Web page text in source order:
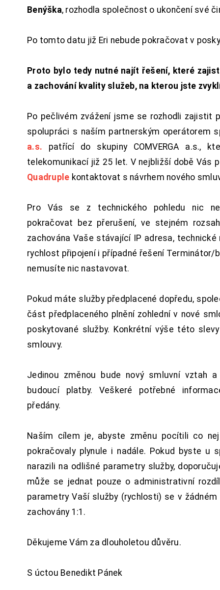
Benýška, rozhodla společnost o ukončení své
Po tomto datu již Eri nebude pokračovat v
Proto bylo tedy nutné najít řešení, které
a zachování kvality služeb, na kterou jste
Po pečlivém zvážení jsme se rozhodli zajistit
spolupráci s naším partnerským operátorem
a.s. patřící do skupiny COMVERGA a.s.,
telekomunikací již 25 let. V nejbližší době Vás
Quadruple kontaktovat s návrhem nového
Pro Vás se z technického pohledu nic
pokračovat bez přerušení, ve stejném
zachována Vaše stávající IP adresa, technické
rychlost připojení i případné řešení Terminátor/
nemusíte nic nastavovat.
Pokud máte služby předplacené dopředu,
část předplaceného plnění zohlední v nové
poskytované služby. Konkrétní výše této
smlouvy.
Jedinou změnou bude nový smluvní vztah
budoucí platby. Veškeré potřebné
předány.
Naším cílem je, abyste změnu pocítili co
pokračovaly plynule i nadále. Pokud byste u
narazili na odlišné parametry služby,
může se jednat pouze o administrativní
parametry Vaší služby (rychlosti) se v
zachovány 1:1.
Děkujeme Vám za dlouholetou důvěru.
S úctou Benedikt Pánek